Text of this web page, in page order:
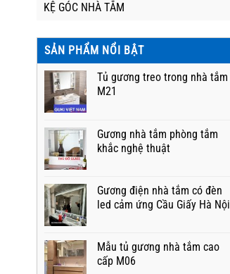
KỆ GÓC NHÀ TẮM
SẢN PHẨM NỔI BẬT
Tủ gương treo trong nhà tắm
M21
Gương nhà tắm phòng tắm
khắc nghệ thuật
Gương điện nhà tắm có đèn
led cảm ứng Cầu Giấy Hà Nội
Mẫu tủ gương nhà tắm cao
cấp M06